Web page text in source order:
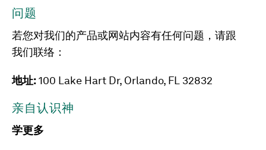
问题
若您对我们的产品或网站内容有任何问题，请跟
我们联络：
地址:100 Lake Hart Dr, Orlando, FL 32832
亲自认识神
学更多